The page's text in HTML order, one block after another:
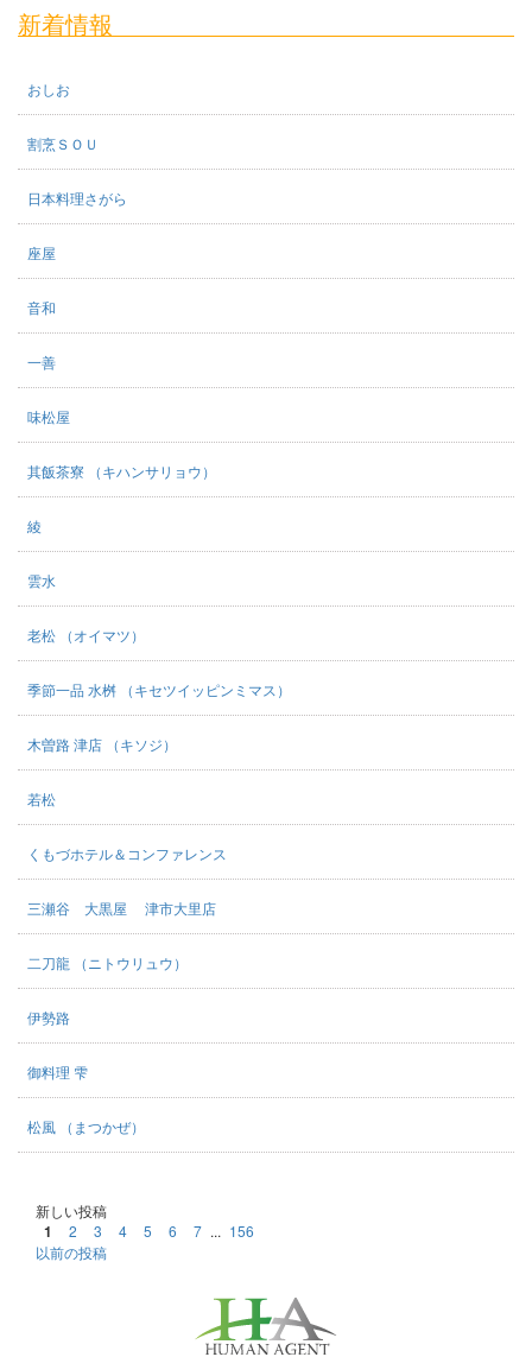
新着情報
おしお
割烹ＳＯＵ
日本料理さがら
座屋
音和
一善
味松屋
其飯茶寮 （キハンサリョウ）
綾
雲水
老松 （オイマツ）
季節一品 水桝 （キセツイッピンミマス）
木曽路 津店 （キソジ）
若松
くもづホテル＆コンファレンス
三瀬谷 大黒屋 津市大里店
二刀龍 （ニトウリュウ）
伊勢路
御料理 雫
松風 （まつかぜ）
新しい投稿
1 2 3 4 5 6 7 ... 156
以前の投稿